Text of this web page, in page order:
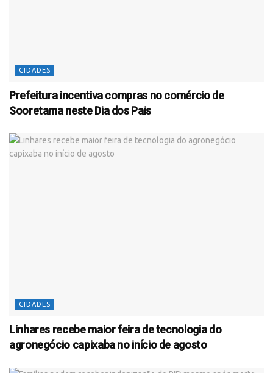
CIDADES
Prefeitura incentiva compras no comércio de
Sooretama neste Dia dos Pais
CIDADES
Linhares recebe maior feira de tecnologia do
agronegócio capixaba no início de agosto